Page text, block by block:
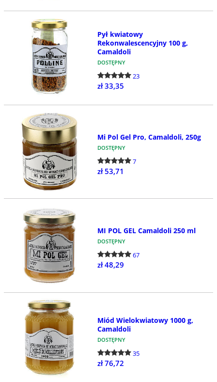
Pył kwiatowy
Rekonwalescencyjny 100 g,
Camaldoli
DOSTĘPNY
23
zł 33,35
Mi Pol Gel Pro, Camaldoli, 250g
DOSTĘPNY
7
zł 53,71
MI POL GEL Camaldoli 250 ml
DOSTĘPNY
67
zł 48,29
Miód Wielokwiatowy 1000 g,
Camaldoli
DOSTĘPNY
35
zł 76,72